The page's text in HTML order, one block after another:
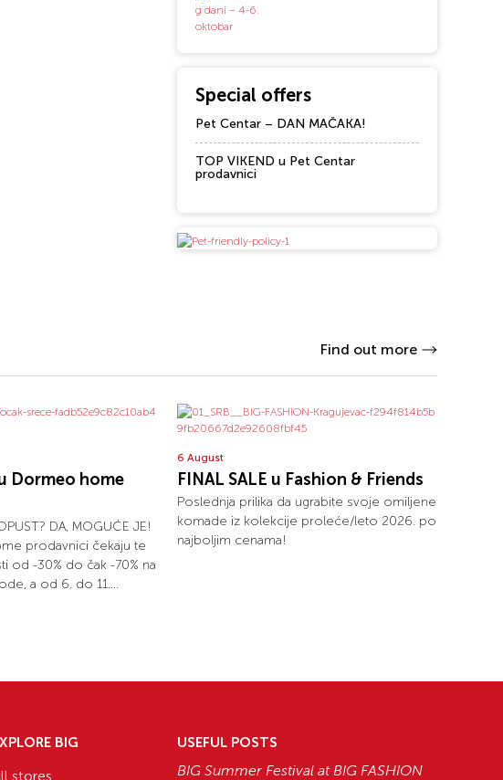
Special offers
Pet Centar – DAN MAČAKA!
TOP VIKEND u Pet Centar
prodavnici
Find out more
Dormeo home
DA, MOGUĆE JE!
prodavnici čekaju te
od -30% do čak -70% na
a od 6. do 11....
6 August
FINAL SALE u Fashion & Friends
Poslednja prilika da ugrabite svoje omiljene
komade iz kolekcije proleće/leto 2026. po
najboljim cenama!
BIG
stores
USEFUL POSTS
BIG Summer Festival at BIG FASHION